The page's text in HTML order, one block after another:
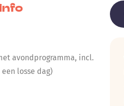
avondprogramma, incl.
losse dag)